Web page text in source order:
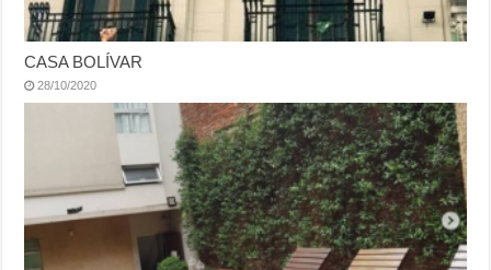
CASA BOLÍVAR
28/10/2020